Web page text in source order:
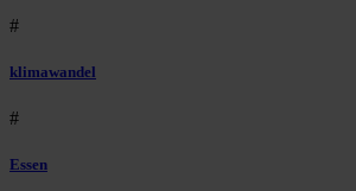
#
klimawandel
#
Essen